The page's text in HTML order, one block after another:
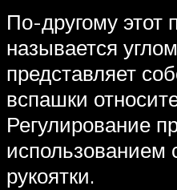
По-другому этот
называется
представляет
вспашки
Регулирование
использованием
рукоятки.